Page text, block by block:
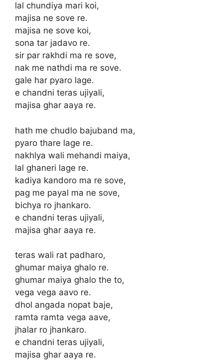
lal chundiya mari koi,
majisa ne sove re.
majisa ne sove koi,
sona tar jadavo re.
sir par rakhdi ma re sove,
nak me nathdi ma re sove.
gale har pyaro lage.
e chandni teras ujiyali,
majisa ghar aaya re.
hath me chudlo bajuband ma,
pyaro thare lage re.
nakhlya wali mehandi maiya,
lal ghaneri lage re.
kadiya kandoro ma re sove,
pag me payal ma ne sove,
bichya ro jhankaro.
e chandni teras ujiyali,
majisa ghar aaya re.
teras wali rat padharo,
ghumar maiya ghalo re.
ghumar maiya ghalo the to,
vega vega aavo re.
dhol angada nopat baje,
ramta ramta vega aave,
jhalar ro jhankaro.
e chandni teras ujiyali,
majisa ghar aaya re.